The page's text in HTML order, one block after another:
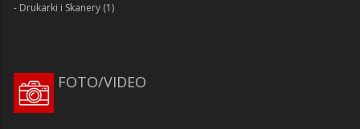
Drukarki i Skanery (1)
FOTO/VIDEO